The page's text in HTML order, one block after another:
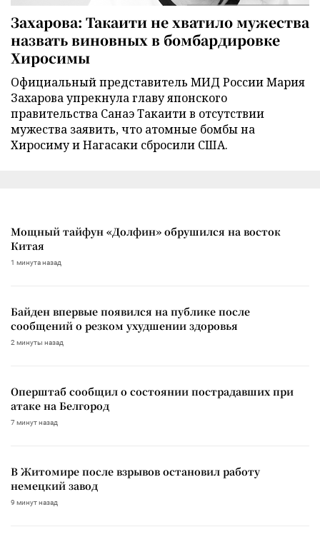
Захарова: Такаити не хватило мужества
назвать виновных в бомбардировке
Хиросимы
Официальный представитель МИД России Мария
Захарова упрекнула главу японского
правительства Санаэ Такаити в отсутствии
мужества заявить, что атомные бомбы на
Хиросиму и Нагасаки сбросили США.
Мощный тайфун «Долфин» обрушился на восток
Китая
1 минута назад
Байден впервые появился на публике после
сообщений о резком ухудшении здоровья
2 минуты назад
Оперштаб сообщил о состоянии пострадавших при
атаке на Белгород
7 минут назад
В Житомире после взрывов остановил работу
немецкий завод
9 минут назад